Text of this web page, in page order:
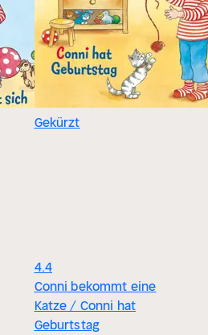
Gekürzt
4.4
Conni bekommt eine
Katze / Conni hat
Geburtstag